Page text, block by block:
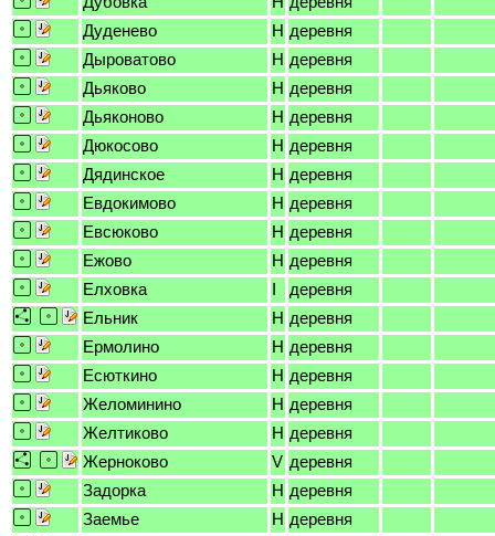
Дуденево
H деревня
Дыроватово
H деревня
Дьяково
H деревня
Дьяконово
H деревня
Дюкосово
H деревня
Дядинское
H деревня
Евдокимово
H деревня
Евсюково
H деревня
Ежово
H деревня
Елховка
I
деревня
Ельник
H деревня
Ермолино
H деревня
Есюткино
H деревня
Желоминино
H деревня
Желтиково
H деревня
Жерноково
V деревня
Задорка
H деревня
Заемье
H деревня